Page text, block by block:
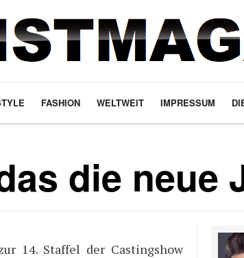
FASHION WELTWEIT IMPRESSUM
die neue
14. Staffel der Castingshow